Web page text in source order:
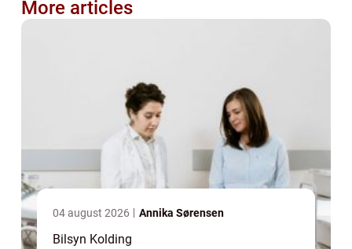
More articles
04 august 2026 Annika Sørensen
Bilsyn Kolding